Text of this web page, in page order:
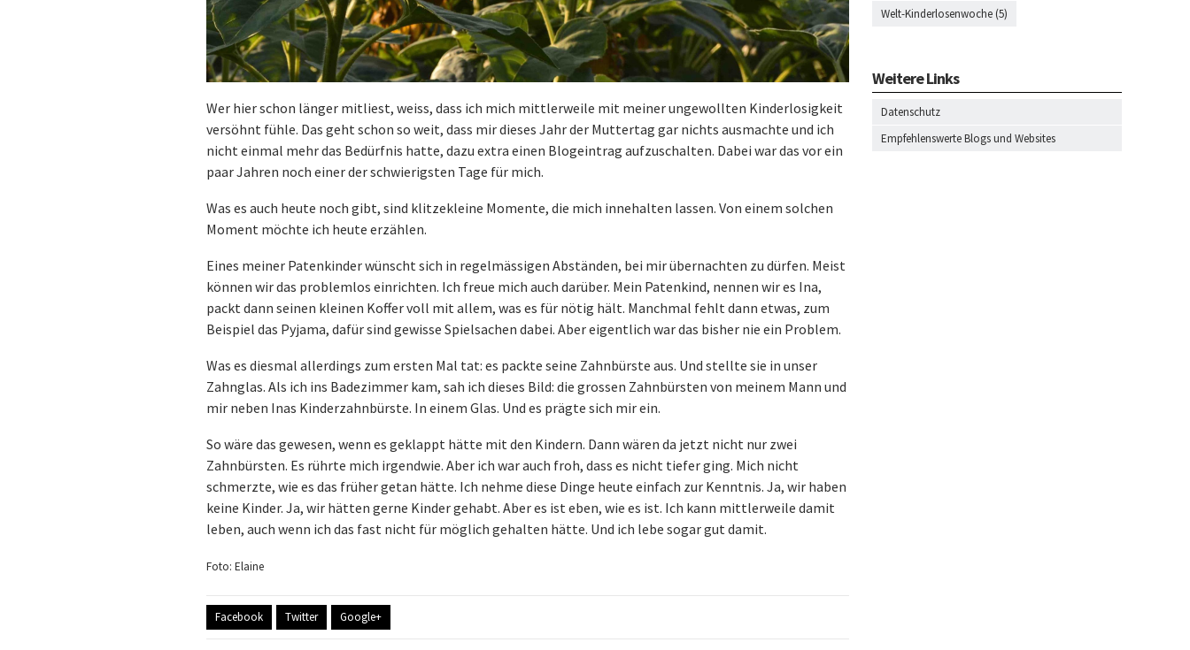
Wer hier schon länger mitliest, weiss, dass ich mich mittlerweile mit meiner ungewollten Kinderlosigkeit
versöhnt fühle. Das geht schon so weit, dass mir dieses Jahr der Muttertag gar nichts ausmachte und ich
nicht einmal mehr das Bedürfnis hatte, dazu extra einen Blogeintrag aufzuschalten. Dabei war das vor ein
paar Jahren noch einer der schwierigsten Tage für mich.
Was es auch heute noch gibt, sind klitzekleine Momente, die mich innehalten lassen. Von einem solchen
Moment möchte ich heute erzählen.
Eines meiner Patenkinder wünscht sich in regelmässigen Abständen, bei mir übernachten zu dürfen. Meist
können wir das problemlos einrichten. Ich freue mich auch darüber. Mein Patenkind, nennen wir es Ina,
packt dann seinen kleinen Koffer voll mit allem, was es für nötig hält. Manchmal fehlt dann etwas, zum
Beispiel das Pyjama, dafür sind gewisse Spielsachen dabei. Aber eigentlich war das bisher nie ein Problem.
Was es diesmal allerdings zum ersten Mal tat: es packte seine Zahnbürste aus. Und stellte sie in unser
Zahnglas. Als ich ins Badezimmer kam, sah ich dieses Bild: die grossen Zahnbürsten von meinem Mann und
mir neben Inas Kinderzahnbürste. In einem Glas. Und es prägte sich mir ein.
So wäre das gewesen, wenn es geklappt hätte mit den Kindern. Dann wären da jetzt nicht nur zwei
Zahnbürsten. Es rührte mich irgendwie. Aber ich war auch froh, dass es nicht tiefer ging. Mich nicht
schmerzte, wie es das früher getan hätte. Ich nehme diese Dinge heute einfach zur Kenntnis. Ja, wir haben
keine Kinder. Ja, wir hätten gerne Kinder gehabt. Aber es ist eben, wie es ist. Ich kann mittlerweile damit
leben, auch wenn ich das fast nicht für möglich gehalten hätte. Und ich lebe sogar gut damit.
Foto: Elaine
Facebook Twitter Google+
Welt-Kinderlosenwoche (5)
Weitere Links
Datenschutz
Empfehlenswerte Blogs und Websites